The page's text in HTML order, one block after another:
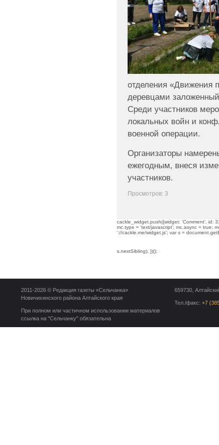
отделения «Движения
деревцами
Среди участников
локальных войн и
военной операции.
Организаторы
ежегодным, внеся
участников.
Просмотров: 3
cackle_widget.push({widget: 'Comment', id:
mc.type = 'text/javascript'; mc.async = true;
'://cackle.me/widget.js'; var s =
s.nextSibling); })();
659730,
Тел./факс: +7
2011-2026 © Редакция газеты «Сельчанка»
Новичихинского района Алтайского края
При полном или частичном использовании материалов
ссылка на "Сельчанку" обязательна